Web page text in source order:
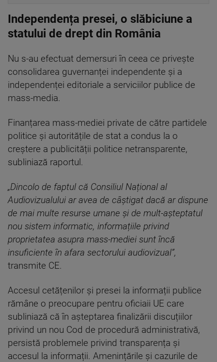
Independența presei, o slăbiciune a
statului de drept din România
Nu s-au efectuat demersuri în ceea ce privește
consolidarea guvernanței independente și a
independenței editoriale a serviciilor publice de
mass-media.
Finanțarea mass-mediei private de către partidele
politice și autoritățile de stat a condus la o
creștere a publicității politice netransparente,
subliniază raportul.
„Dincolo de faptul că Consiliul Național al
Audiovizualului ar avea de câștigat dacă ar dispune
de mai multe resurse umane și de mult-așteptatul
nou sistem informatic, informațiile privind
proprietatea asupra mass-mediei sunt încă
insuficiente în afara sectorului audiovizual”,
transmite CE.
Accesul cetățenilor și presei la informații publice
rămâne o preocupare pentru oficiaii UE care
subliniază că în așteptarea finalizării discuțiilor
privind un nou Cod de procedură administrativă,
persistă problemele privind transparența și
accesul la informații. Amenințările și cazurile de